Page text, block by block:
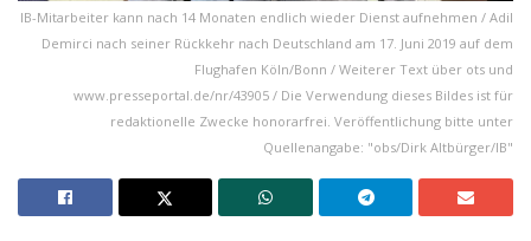
IB-Mitarbeiter kann nach 14 Monaten endlich wieder Dienst aufnehmen / Adil
Demirci nach seiner Rückkehr nach Deutschland am 17. Juni 2019 auf dem
Flughafen Köln/Bonn / Weiterer Text über ots und
www.presseportal.de/nr/43905 / Die Verwendung dieses Bildes ist für
redaktionelle Zwecke honorarfrei. Veröffentlichung bitte unter
Quellenangabe: "obs/Dirk Altbürger/IB"